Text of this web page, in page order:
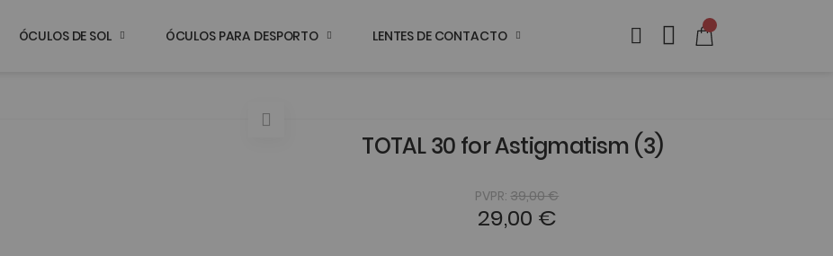
ÓCULOS DE SOL ÓCULOS PARA DESPORTO LENTES DE CONTACTO
TOTAL 30 for Astigmatism (3)
PVPR:39,00 €
29,00 €